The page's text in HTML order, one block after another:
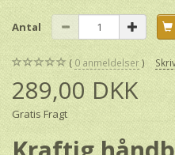
Antal
0 anmeldelser
289,00 DKK
Gratis Fragt